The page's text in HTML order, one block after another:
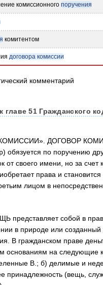
комиссионного поручения
комитентом
договора комиссии
51 Гражданского
ДОГОВОР
обязуется по поручению
от своего имени, но за
права и
лицом в
собой в
в природе или
В гражданском праве
основаниям на следующие
В.; б) делимые и
принадлежность (вещь,